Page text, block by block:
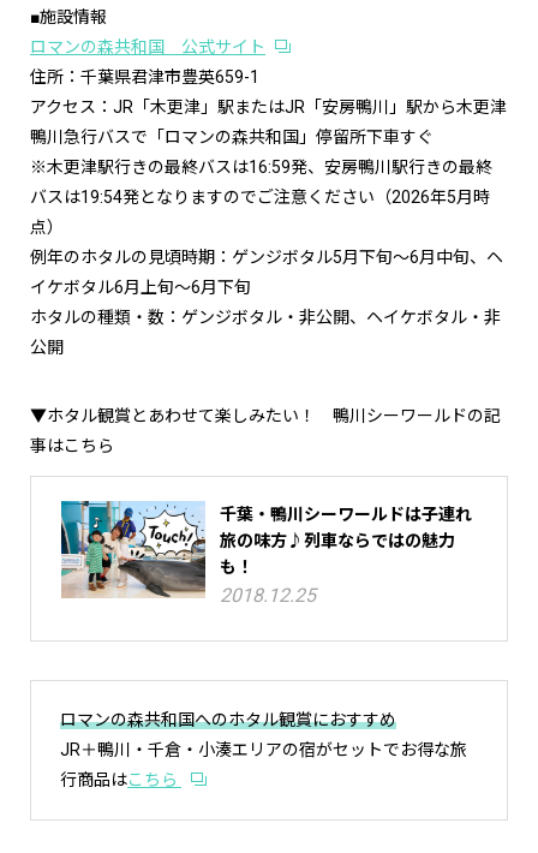
■施設情報
ロマンの森共和国 公式サイト
住所：千葉県君津市豊英659-1
アクセス：JR「木更津」駅またはJR「安房鴨川」駅から木更津
鴨川急行バスで「ロマンの森共和国」停留所下車すぐ
※木更津駅行きの最終バスは16:59発、安房鴨川駅行きの最終
バスは19:54発となりますのでご注意ください（2026年5月時
点）
例年のホタルの見頃時期：ゲンジボタル5月下旬～6月中旬、ヘ
イケボタル6月上旬～6月下旬
ホタルの種類・数：ゲンジボタル・非公開、ヘイケボタル・非
公開
▼ホタル観賞とあわせて楽しみたい！ 鴨川シーワールドの記
事はこちら
千葉・鴨川シーワールドは子連れ
旅の味方♪列車ならではの魅力
も！
2018.12.25
ロマンの森共和国へのホタル観賞におすすめ
JR＋鴨川・千倉・小湊エリアの宿がセットでお得な旅
行商品はこちら